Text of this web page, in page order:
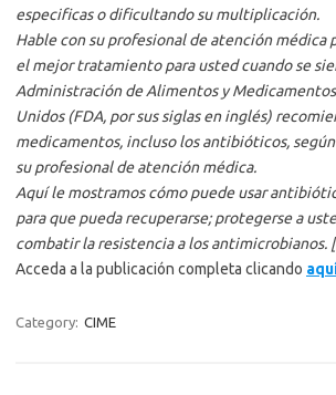
especificas o dificultando su multiplicación.
Hable con su profesional de atención médica
el mejor tratamiento para usted cuando se
Administración de Alimentos y Medicamentos
Unidos (FDA, por sus siglas en inglés)
medicamentos, incluso los antibióticos,
su profesional de atención médica.
Aquí le mostramos cómo puede usar
para que pueda recuperarse; protegerse a
combatir la resistencia a los
Acceda a la publicación completa clicando
Category: CIME